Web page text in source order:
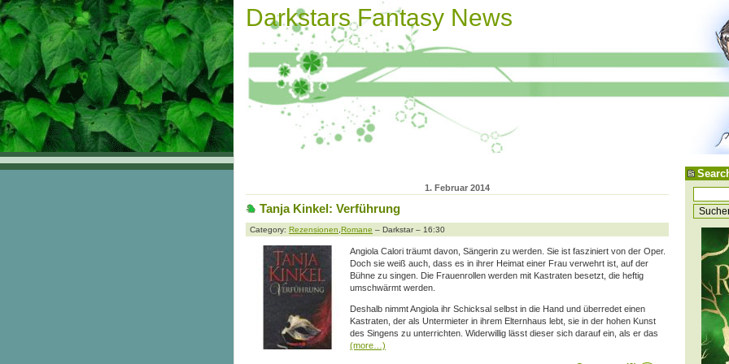
Darkstars Fantasy News
1. Februar 2014
Tanja Kinkel: Verführung
Category: Rezensionen Romane – Darkstar – 16:30
Angiola Calori träumt davon, Sängerin zu werden. Sie ist fasziniert von der Oper.
Doch sie weiß auch, dass es in ihrer Heimat einer Frau verwehrt ist, auf der
Bühne zu singen. Die Frauenrollen werden mit Kastraten besetzt, die heftig
umschwärmt werden.
Deshalb nimmt Angiola ihr Schicksal selbst in die Hand und überredet einen
Kastraten, der als Untermieter in ihrem Elternhaus lebt, sie in der hohen Kunst
des Singens zu unterrichten. Widerwillig lässt dieser sich darauf ein, als er das
(more…)